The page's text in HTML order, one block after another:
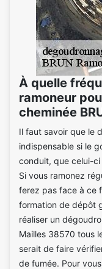
À quelle
ramoneur
cheminée
Il faut savoir que le
indispensable si le
conduit, que celui-
Si vous ramonez
ferez pas face à ce
formation de dépôt
réaliser un
Mailles 38570 tous
serait de faire
de fumée. Pour